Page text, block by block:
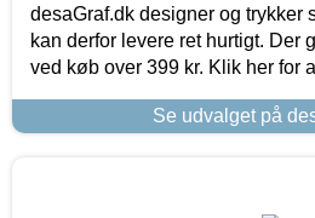
desaGraf.dk designer og trykker
kan derfor levere ret hurtigt. Der
ved køb over 399 kr. Klik her for
Se udvalget på